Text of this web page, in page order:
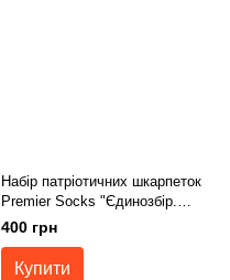
Набір патріотичних шкарпеток
Premier Socks "Єдинозбір.
Знищення шахедів", унісекс, 3
пари в наборі, розм. 36-39, 40-
42, 43-45
400 грн
Купити